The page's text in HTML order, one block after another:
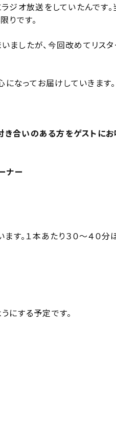
ジオ放送をしていたんです
りです。
したが、今回改めてリスタ
になってお届けしていきます。
合いのある方をゲストにお
ナー
す。１本あたり３０〜４０分
する予定です。